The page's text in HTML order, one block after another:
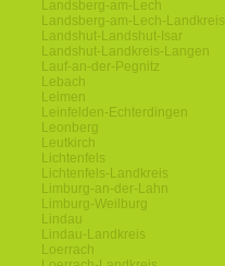
Landsberg-am-Lech
Landsberg-am-Lech-Landkreis
Landshut-Landshut-Isar
Landshut-Landkreis-Langen
Lauf-an-der-Pegnitz
Lebach
Leimen
Leinfelden-Echterdingen
Leonberg
Leutkirch
Lichtenfels
Lichtenfels-Landkreis
Limburg-an-der-Lahn
Limburg-Weilburg
Lindau
Lindau-Landkreis
Loerrach